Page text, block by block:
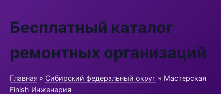
Бесплатный каталог
ремонтных организаций
Главная » Сибирский федеральный округ » Мастерская
Finish Инженерия